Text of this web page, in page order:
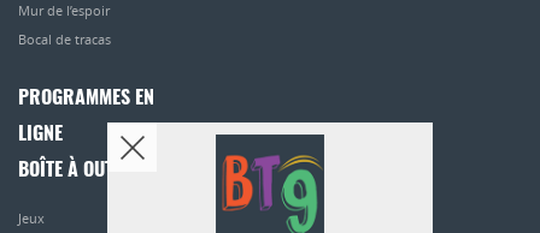
Mur de l’espoir
Bocal de tracas
PROGRAMMES EN
LIGNE
BOÎTE À OUTILS
Jeux